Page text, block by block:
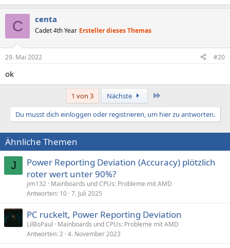
C centa
Cadet 4th Year Ersteller dieses Themas
29. Mai 2022 #20
ok
1 von 3 Nächste
Du musst dich einloggen oder registrieren, um hier zu antworten.
Ähnliche Themen
J
Power Reporting Deviation (Accuracy) plötzlich
roter wert unter 90%?
jim132 Mainboards und CPUs: Probleme mit AMD
Antworten 10 7. Juli 2025
PC ruckelt, Power Reporting Deviation
LilBoPaul
Mainboards und CPUs: Probleme mit AMD
Antworten 2 4. November 2023